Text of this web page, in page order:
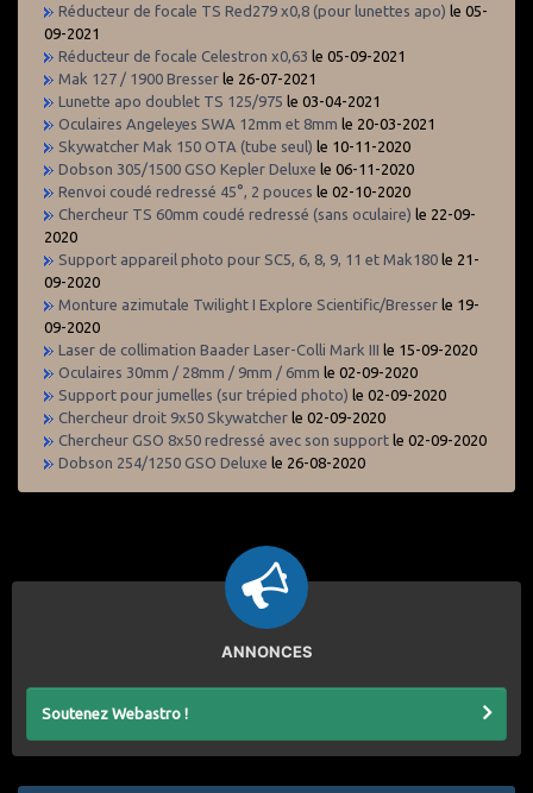
Réducteur de focale TS Red279 x0,8 (pour lunettes apo) le 05-
09-2021
Réducteur de focale Celestron x0,63 le 05-09-2021
Mak 127 / 1900 Bresser le 26-07-2021
Lunette apo doublet TS 125/975 le 03-04-2021
Oculaires Angeleyes SWA 12mm et 8mm le 20-03-2021
Skywatcher Mak 150 OTA (tube seul) le 10-11-2020
Dobson 305/1500 GSO Kepler Deluxe le 06-11-2020
Renvoi coudé redressé 45°, 2 pouces le 02-10-2020
Chercheur TS 60mm coudé redressé (sans oculaire) le 22-09-
2020
Support appareil photo pour SC5, 6, 8, 9, 11 et Mak180 le 21-
09-2020
Monture azimutale Twilight I Explore Scientific/Bresser le 19-
09-2020
Laser de collimation Baader Laser-Colli Mark III le 15-09-2020
Oculaires 30mm / 28mm / 9mm / 6mm le 02-09-2020
Support pour jumelles (sur trépied photo) le 02-09-2020
Chercheur droit 9x50 Skywatcher le 02-09-2020
Chercheur GSO 8x50 redressé avec son support le 02-09-2020
Dobson 254/1250 GSO Deluxe le 26-08-2020
ANNONCES
Soutenez Webastro !